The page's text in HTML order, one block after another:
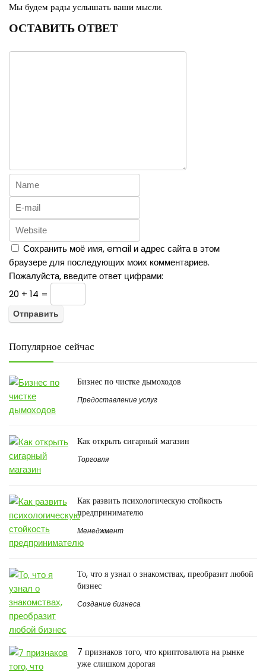
Мы будем рады услышать ваши мысли.
ОСТАВИТЬ ОТВЕТ
Сохранить моё имя, email и адрес сайта в этом
браузере для последующих моих комментариев.
Пожалуйста, введите ответ цифрами:
20 + 14 =
Популярное сейчас
Бизнес по чистке дымоходов
Предоставление услуг
Как открыть сигарный магазин
Торговля
Как развить психологическую стойкость
предпринимателю
Менеджмент
То, что я узнал о знакомствах, преобразит любой
бизнес
Создание бизнеса
7 признаков того, что криптовалюта на рынке
уже слишком дорогая